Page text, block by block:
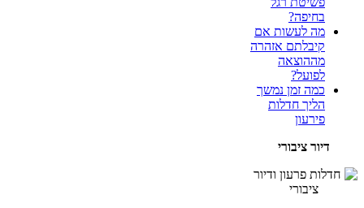
בחיפה?
מה לעשות אם
קיבלתם אזהרה
מההוצאה
לפועל?
כמה זמן נמשך
הליך חדלות
פירעון
דיור ציבורי